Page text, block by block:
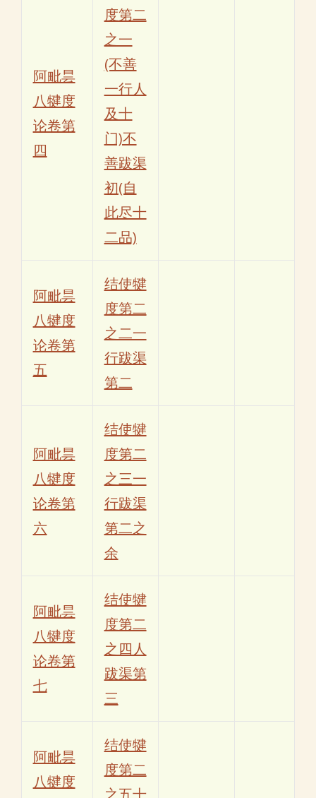
阿毗昙
八犍度
论卷第
四
度第二
之一
(不善
一行人
及十
门)不
善跋渠
初(自
此尽十
二品)
阿毗昙
八犍度
论卷第
五
结使犍
度第二
之二一
行跋渠
第二
阿毗昙
八犍度
论卷第
六
结使犍
度第二
之三一
行跋渠
第二之
余
阿毗昙
八犍度
论卷第
七
结使犍
度第二
之四人
跋渠第
三
阿毗昙
八犍度
结使犍
度第二
之五十